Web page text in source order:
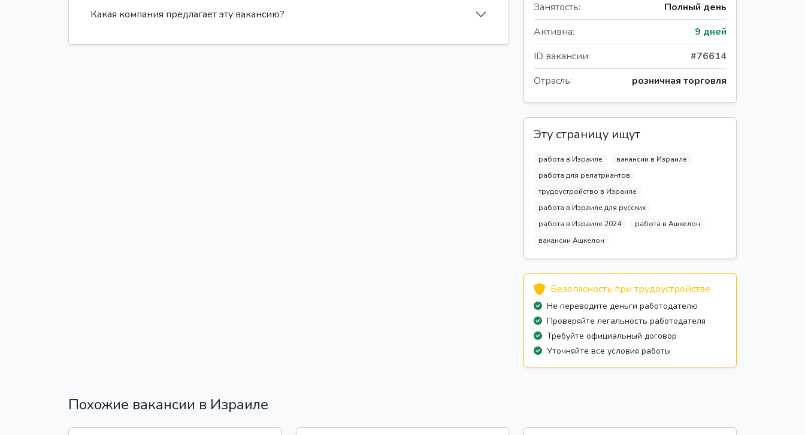
Какая компания предлагает эту вакансию?
Занятость:
Полный день
Активна:
9 дней
ID вакансии:
#76614
Отрасль:
розничная торговля
Эту страницу ищут
работа в Израиле
вакансии в Израиле
работа для репатриантов
трудоустройство в Израиле
работа в Израиле для русских
работа в Израиле 2024
работа в Ашкелон
вакансии Ашкелон
Безопасность при трудоустройстве
Не переводите деньги работодателю
Проверяйте легальность работодателя
Требуйте официальный договор
Уточняйте все условия работы
Похожие вакансии в Израиле